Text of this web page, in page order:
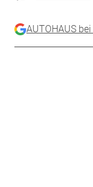
AUTOHAUS